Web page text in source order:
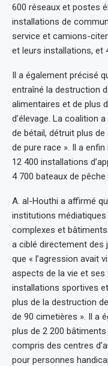
600 réseaux et postes
installations de
service et camions-
et leurs installations, et
Il a également précisé
entraîné la destruction
alimentaires et de plus
d’élevage. La coalition
de bétail, détruit plus
de pure race ». Il a
12 400 installations
4 700 bateaux de
A. al-Houthi a affirmé
institutions
complexes et
a ciblé directement des
que « l’agression avait
aspects de la vie et
installations sportives
plus de la destruction
de 90 cimetières ». Il a
plus de 2 200
compris des centres
pour personnes